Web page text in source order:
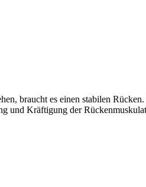
braucht es einen stabilen
und Kräftigung der